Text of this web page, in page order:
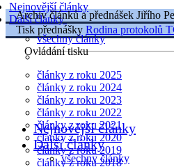
Nejnovější články
Další články
všechny články
články z roku 2025
články z roku 2024
články z roku 2023
články z roku 2022
články z roku 2021
články z roku 2020
články z roku 2019
články z roku 2018
Archiv článků a přednášek Jiřího
Tisk přednášky Rodina protokolů
Ovládání tisku
Nejnovější články
Další články
všechny články